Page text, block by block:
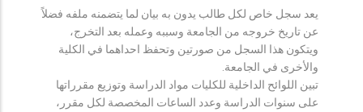
يعد سجل خاص لكل طالب يدون به بيان لما يتضمنه ملفه فضلاً
عن تاريخ خروجه من الجامعة وسببه وعمله بعد التخرج،
ويتكون هذا السجل من صورتين وتحفظ احداهما في الكلية
والأخرى في الجامعة.
تبين اللوائح الداخلية للكليات مواد الدراسة وتوزيع مقرراتها
على سنوات الدراسة وعدد الساعات المخصصة لكل مقرر،